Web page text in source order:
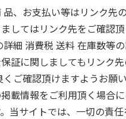
、お支払い等はリンク先
してはリンク先をご確認頂
細 消費税 送料 在庫数等
証に関しましてもリンク
ご確認頂けますようお願い
載情報をご利用頂く場合
当サイトでは、一切の責